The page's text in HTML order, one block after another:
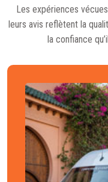
Les expériences
leurs avis reflètent la
la confiance